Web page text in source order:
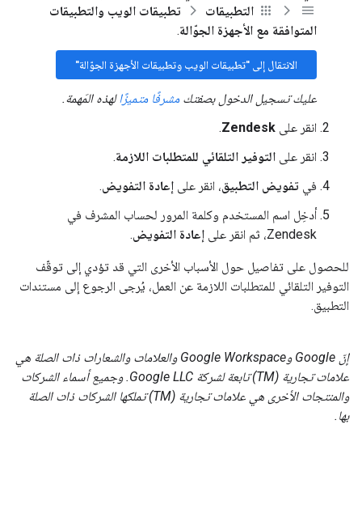
التطبيقات
تطبيقات الويب والتطبيقات
المتوافقة مع الأجهزة الجوّالة.
الانتقال إلى "تطبيقات الويب وتطبيقات الأجهزة الجوّالة"
عليك تسجيل الدخول بصفتك مشرفًا متميزًالهذه المَهمة.
انقر على Zendesk
.
انقر على التوفير التلقائي للمتطلبات اللازمة.
في تفويض التطبيق، انقر على إعادة التفويض.
أدخِل اسم المستخدم وكلمة المرور لحساب المشرف في
Zendesk، ثم انقر على
إعادة التفويض.
للحصول على تفاصيل حول الأسباب الأخرى التي قد تؤدي إلى توقّف
التوفير التلقائي للمتطلبات اللازمة عن العمل، يُرجى الرجوع إلى مستندات
التطبيق.
إنّ Google وGoogle Workspace والعلامات والشعارات ذات الصلة هي
علامات تجارية (TM) تابعة لشركة Google LLC. وجميع أسماء الشركات
والمنتجات الأخرى هي علامات تجارية (TM) تملكها الشركات ذات الصلة
بها.